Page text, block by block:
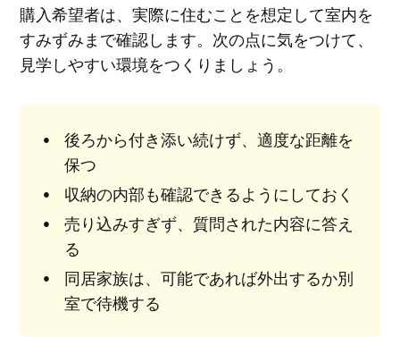
購入希望者は、実際に住むことを想定して室内を
すみずみまで確認します。次の点に気をつけて、
見学しやすい環境をつくりましょう。
後ろから付き添い続けず、適度な距離を
保つ
収納の内部も確認できるようにしておく
売り込みすぎず、質問された内容に答え
る
同居家族は、可能であれば外出するか別
室で待機する